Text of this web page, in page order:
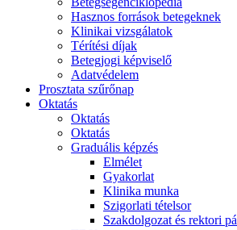
Hasznos források betegeknek
Klinikai vizsgálatok
Térítési díjak
Betegjogi képviselő
Adatvédelem
Prosztata szűrőnap
Oktatás
Oktatás
Oktatás
Graduális képzés
Elmélet
Gyakorlat
Klinika munka
Szigorlati tételsor
Szakdolgozat és rektori